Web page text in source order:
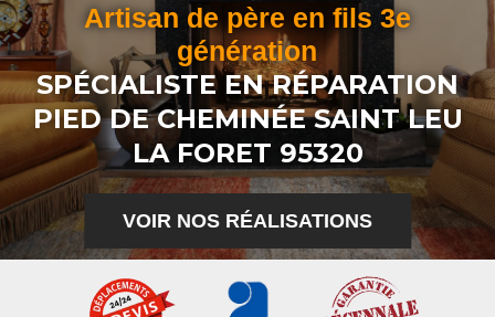
Artisan de père en fils 3e
génération
SPÉCIALISTE EN RÉPARATION
PIED DE CHEMINÉE SAINT LEU
LA FORET 95320
VOIR NOS RÉALISATIONS